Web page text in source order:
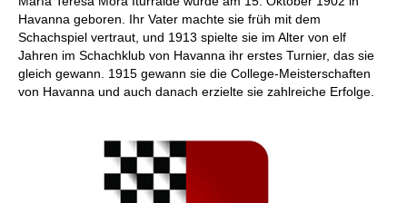
Havanna geboren. Ihr Vater machte sie früh mit dem
Schachspiel vertraut, und 1913 spielte sie im Alter von elf
Jahren im Schachklub von Havanna ihr erstes Turnier, das sie
gleich gewann. 1915 gewann sie die College-Meisterschaften
von Havanna und auch danach erzielte sie zahlreiche Erfolge.